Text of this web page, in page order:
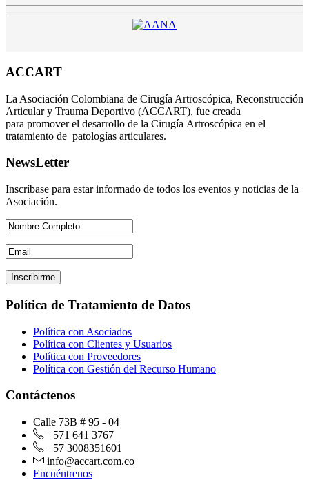
ACCART
La Asociación Colombiana de Cirugía Artroscópica, Reconstrucción
Articular y Trauma Deportivo (ACCART), fue creada
para promover el desarrollo de la Cirugía Artroscópica en el
tratamiento de patologías articulares.
NewsLetter
Inscríbase para estar informado de todos los eventos y noticias de la
Asociación.
Política de Tratamiento de Datos
Política con Asociados
Política con Clientes y Usuarios
Política con Proveedores
Política con Gestión del Recurso Humano
Contáctenos
Calle 73B # 95 - 04
+571 641 3767
+57 3008351601
info@accart.com.co
Encuéntrenos